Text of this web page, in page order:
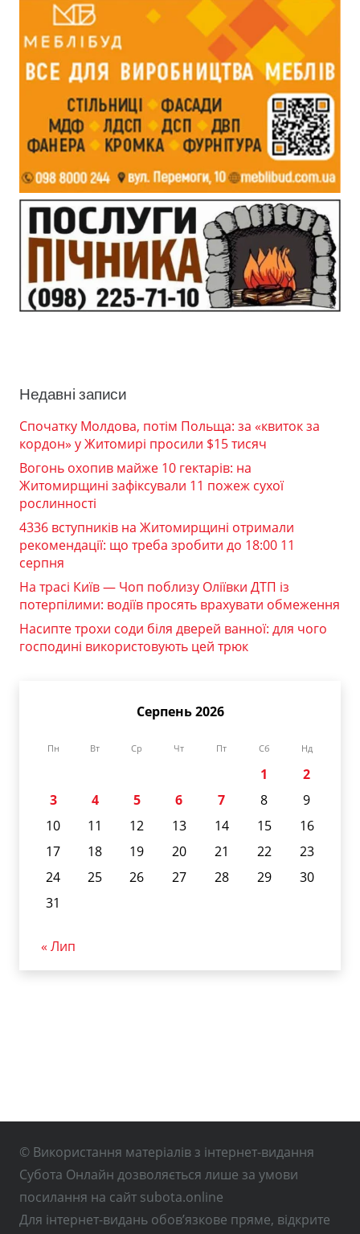
Недавні записи
Спочатку Молдова, потім Польща: за «квиток за
кордон» у Житомирі просили $15 тисяч
Вогонь охопив майже 10 гектарів: на
Житомирщині зафіксували 11 пожеж сухої
рослинності
4336 вступників на Житомирщині отримали
рекомендації: що треба зробити до 18:00 11
серпня
На трасі Київ — Чоп поблизу Оліївки ДТП із
потерпілими: водіїв просять врахувати обмеження
Насипте трохи соди біля дверей ванної: для чого
господині використовують цей трюк
Серпень 2026
Пн Вт Ср Чт Пт Сб Нд
1
2
3
4 5 6 7 8
9
10
11 12 13 14 15
16
17
18 19 20 21 22
23
24
25 26 27 28 29
30
31
« Лип
© Використання матеріалів з інтернет-видання
Субота Онлайн дозволяється лише за умови
посилання на сайт subota.online
Для інтернет-видань обов’язкове пряме, відкрите